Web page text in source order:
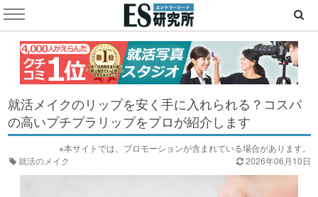
就活メイクのリップを安く手に入れられる？コスパ
の高いプチプラリップをプロが紹介します
※本サイトでは、プロモーションが含まれている場合があります。
就活のメイク
2026年06月10日